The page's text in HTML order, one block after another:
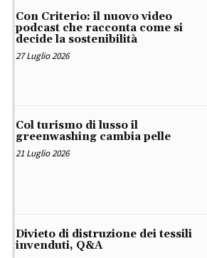
Con Criterio: il nuovo video
podcast che racconta come si
decide la sostenibilità
27 Luglio 2026
Col turismo di lusso il
greenwashing cambia pelle
21 Luglio 2026
Divieto di distruzione dei tessili
invenduti, Q&A